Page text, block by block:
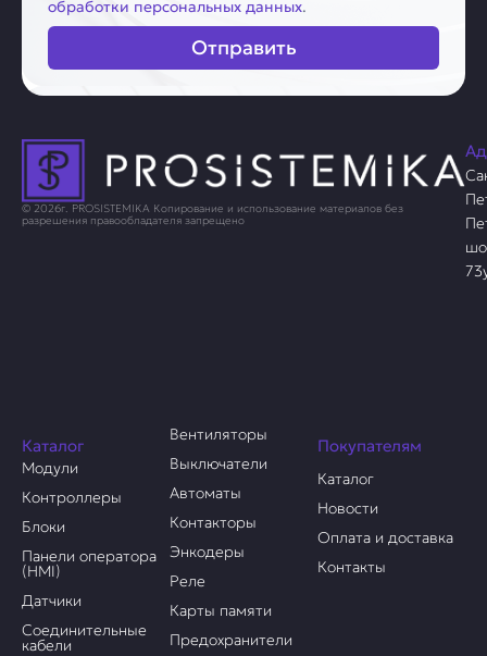
обработки персональных данных.
Отправить
© 2026г. PROSISTEMIKA Копирование и использование материалов без
разрешения правообладателя запрещено
Каталог
Модули
Контроллеры
Блоки
Панели оператора
(HMI)
Датчики
Соединительные
кабели
Вентиляторы
Выключатели
Автоматы
Контакторы
Энкодеры
Реле
Карты памяти
Предохранители
Покупателям
Каталог
Новости
Оплата и доставка
Контакты